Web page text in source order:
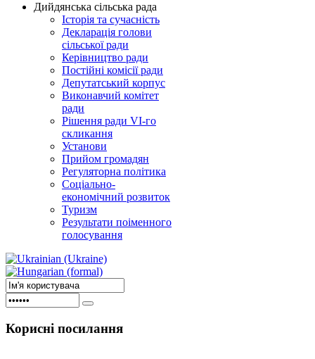
Дийдянська сільська рада
Історія та сучасність
Декларація голови
сільської ради
Керівництво ради
Постійні комісії ради
Депутатський корпус
Виконавчий комітет
ради
Рішення ради VI-го
скликання
Установи
Прийом громадян
Регуляторна політика
Соціально-
економічний розвиток
Туризм
Результати поіменного
голосування
Корисні посилання